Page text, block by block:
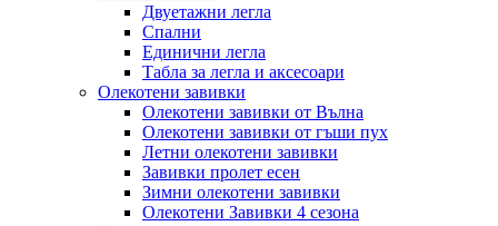
Двуетажни легла
Спални
Единични легла
Табла за легла и аксесоари
Олекотени завивки
Олекотени завивки от Вълна
Олекотени завивки от гъши пух
Летни олекотени завивки
Завивки пролет есен
Зимни олекотени завивки
Олекотени Завивки 4 сезона